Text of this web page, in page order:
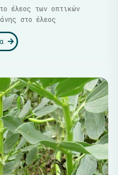
έλεος των οπτικών
στο έλεος